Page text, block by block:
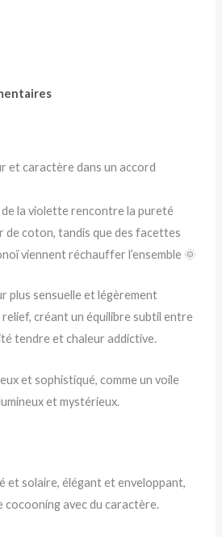
et caractère dans un accord
la violette rencontre la pureté
de coton, tandis que des facettes
viennent réchauffer l’ensemble 🌞
plus sensuelle et légèrement
créant un équilibre subtil entre
tendre et chaleur addictive.
et sophistiqué, comme un voile
et mystérieux.
et solaire, élégant et enveloppant,
cocooning avec du caractère.